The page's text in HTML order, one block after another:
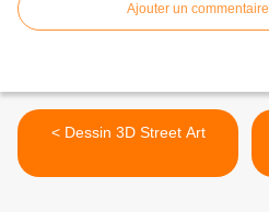
Ajouter un commentaire
< Dessin 3D Street Art